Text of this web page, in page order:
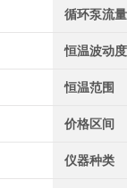
循环泵流量
恒温波动度
恒温范围
价格区间
仪器种类